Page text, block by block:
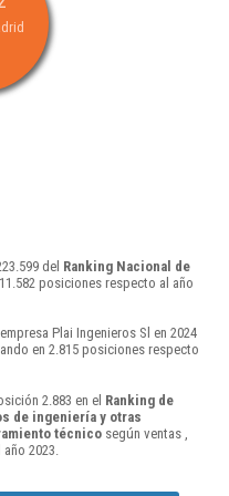
del Ranking Nacional de
posiciones respecto al año
Plai Ingenieros Sl en 2024
en 2.815 posiciones respecto
2.883 en el Ranking de
de ingeniería y otras
técnico según ventas ,
2023.